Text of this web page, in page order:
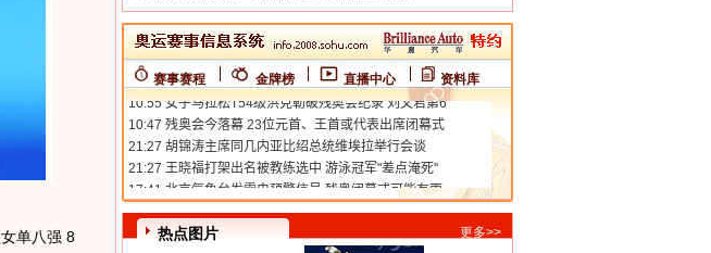
单八强 8
赛事赛程 金牌榜 直播中心 资料库
热点图片 更多>>